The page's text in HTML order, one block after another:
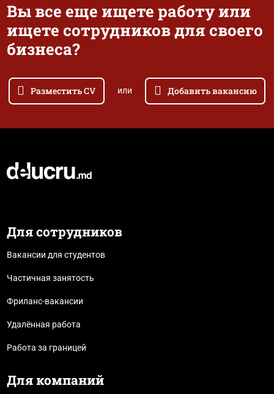
Вы все еще ищете работу или
ищете сотрудников для своего
бизнеса?
Разместить CV или Добавить вакансию
Для сотрудников
Вакансии для студентов
Частичная занятость
Фриланс-вакансии
Удалённая работа
Работа за границей
Для компаний